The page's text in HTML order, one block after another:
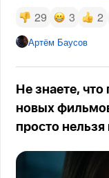
29 3 2
Артём Баусов
Не знаете,
новых
просто нельзя